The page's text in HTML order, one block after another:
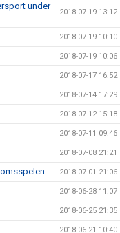
under
2018-07-19 13:12
2018-07-19 10:10
2018-07-19 10:06
2018-07-17 16:52
2018-07-14 17:29
2018-07-12 15:18
2018-07-11 09:46
2018-07-08 21:21
2018-07-01 21:06
2018-06-28 11:07
2018-06-25 21:35
2018-06-21 10:40